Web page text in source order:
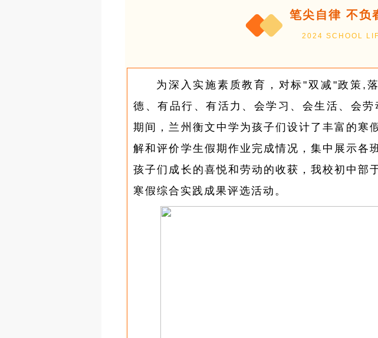
笔尖自律 不负
2024 SCHOOL
为深入实施素质教育，对标"双减"政策,
德、有品行、有活力、会学习、会生活、会
期间，兰州衡文中学为孩子们设计了丰富的寒
解和评价学生假期作业完成情况，集中展示各
孩子们成长的喜悦和劳动的收获，我校初中部
寒假综合实践成果评选活动。